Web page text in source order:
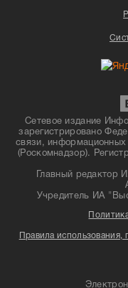
Сетевое издание
зарегистрировано
связи, информационных
(Роскомнадзор).
Главный редактор
Учредитель ИА
Правила использования,